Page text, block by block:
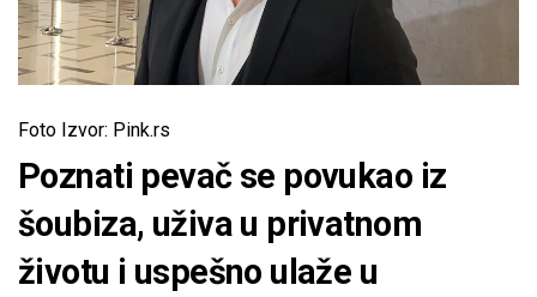
Foto Izvor: Pink.rs
Poznati pevač se povukao iz
šoubiza, uživa u privatnom
životu i uspešno ulaže u